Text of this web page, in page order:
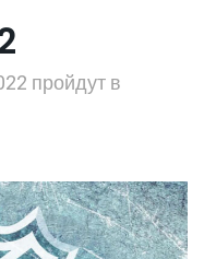
пройдут в